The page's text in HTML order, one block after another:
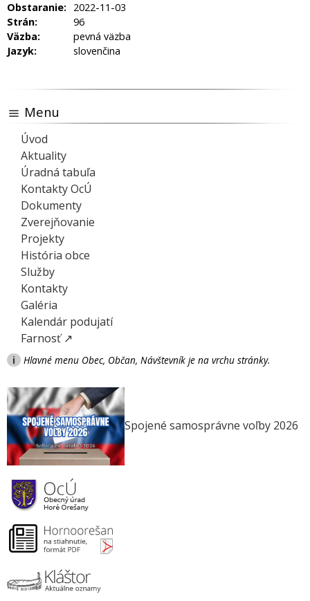
Obstaranie: 2022-11-03
Strán:
96
Väzba:
pevná väzba
Jazyk:
slovenčina
Menu
Úvod
Aktuality
Úradná tabuľa
Kontakty OcÚ
Dokumenty
Zverejňovanie
Projekty
História obce
Služby
Kontakty
Galéria
Kalendár podujatí
Farnosť ↗
i Hlavné menu Obec, Občan, Návštevník je na vrchu stránky.
Spojené samosprávne voľby 2026